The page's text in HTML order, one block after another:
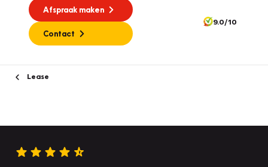
Afspraak maken
Contact
9.0/10
Lease